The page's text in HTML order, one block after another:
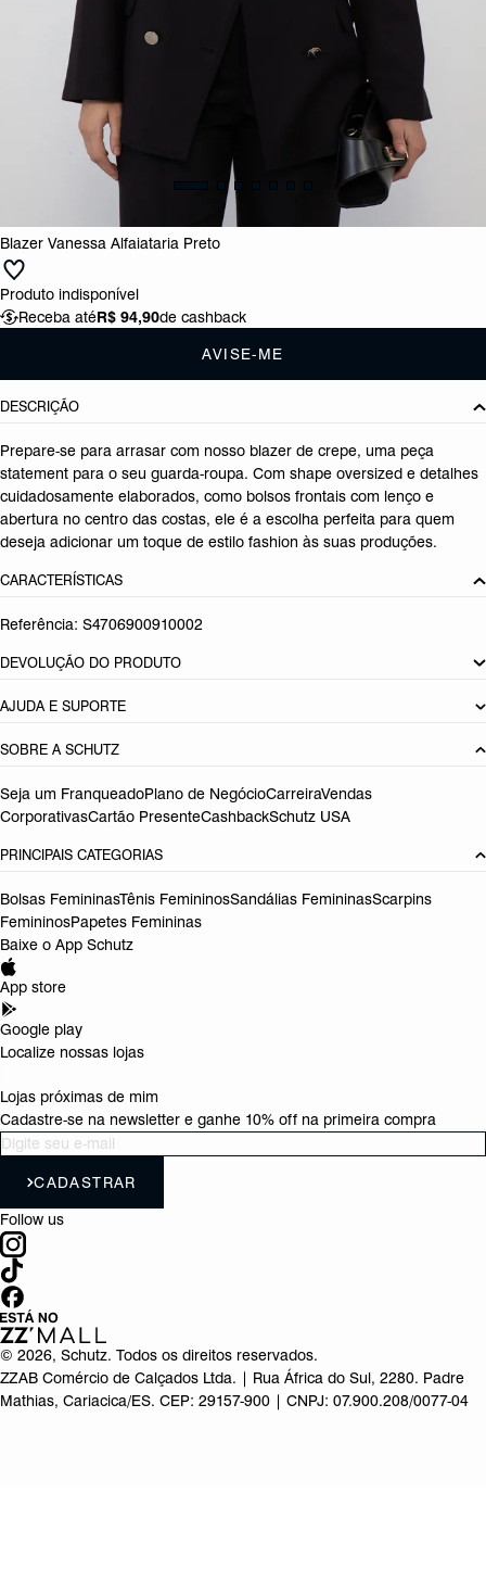
Blazer Vanessa Alfaiataria Preto
Produto indisponível
Receba atéR$ 94,90de cashback
AVISE-ME
DESCRIÇÃO
Prepare-se para arrasar com nosso blazer de crepe, uma peça
statement para o seu guarda-roupa. Com shape oversized e detalhes
cuidadosamente elaborados, como bolsos frontais com lenço e
abertura no centro das costas, ele é a escolha perfeita para quem
deseja adicionar um toque de estilo fashion às suas produções.
CARACTERÍSTICAS
Referência: S4706900910002
DEVOLUÇÃO DO PRODUTO
AJUDA E SUPORTE
SOBRE A SCHUTZ
Seja um FranqueadoPlano de NegócioCarreiraVendas
CorporativasCartão PresenteCashbackSchutz USA
PRINCIPAIS CATEGORIAS
Bolsas FemininasTênis FemininosSandálias FemininasScarpins
FemininosPapetes Femininas
Baixe o App Schutz
App store
Google play
Localize nossas lojas
Lojas próximas de mim
Cadastre-se na newsletter e ganhe 10% off na primeira compra
CADASTRAR
Follow us
© 2026, Schutz. Todos os direitos reservados.
ZZAB Comércio de Calçados Ltda. | Rua África do Sul, 2280. Padre
Mathias, Cariacica/ES. CEP: 29157-900 | CNPJ: 07.900.208/0077-04